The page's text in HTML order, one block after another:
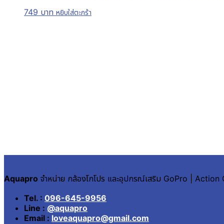
749 บาท หยิบใส่ตะกร้า
Aquapro จำหน่าย กล้องโกโปร และอุปกรณ์เสริม GoPro | Action
Tel. : 096-645-9956
Line : @aquapro
Email : loveaquapro@gmail.com